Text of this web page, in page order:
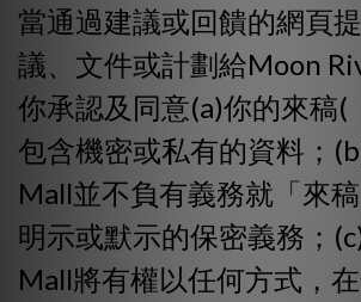
當通過建議或回饋的網頁
議、文件或計劃給Moon
你承認及同意(a)你的來稿(
包含機密或私有的資料；
Mall並不負有義務就「來
明示或默示的保密義務；
Mall將有權以任何方式，